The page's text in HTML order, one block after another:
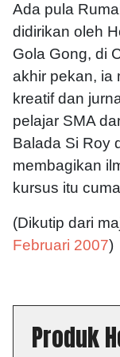
Ada pula
didirikan oleh
Gola Gong, di
akhir pekan, ia
kreatif dan
pelajar SMA
Balada Si Roy
membagikan
kursus itu
(Dikutip dari
Februari 2007)
Produk